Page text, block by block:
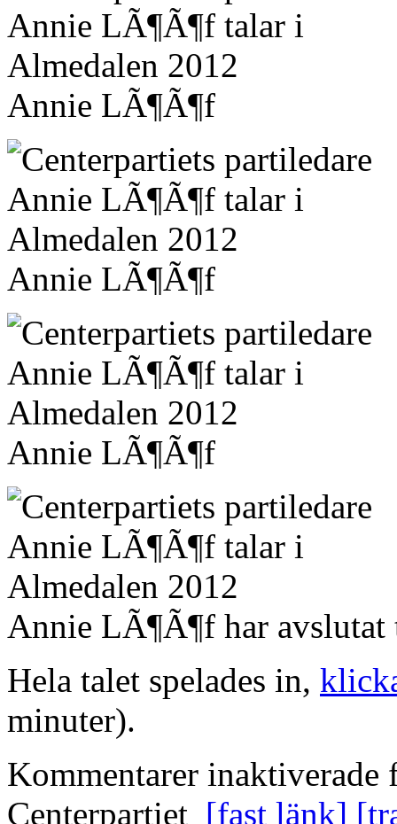
Annie LÃ¶Ã¶f
Annie LÃ¶Ã¶f
Annie LÃ¶Ã¶f
Annie LÃ¶Ã¶f har avslutat
Hela talet spelades in,
minuter).
Kommentarer inaktiverade
Centerpartiet [fast länk]